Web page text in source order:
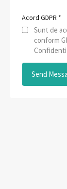
Acord GDPR *
Sunt de
conform